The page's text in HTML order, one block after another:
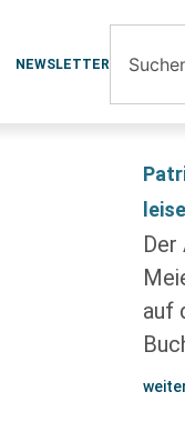
NEWSLETTER
auf